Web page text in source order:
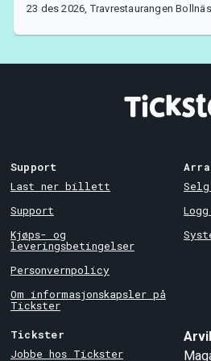
23 des 2026, Travrestaurangen Bollnäs.
Support
Last ner billett
Support
Kjøps- og
leveringsbetingelser
Personvernpolicy
Om informasjonskapsler på
Tickster
Tickster
Jobbe hos Tickster